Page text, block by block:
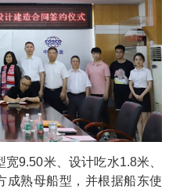
宽9.50米、设计吃水1.8米、
成熟母船型，并根据船东使